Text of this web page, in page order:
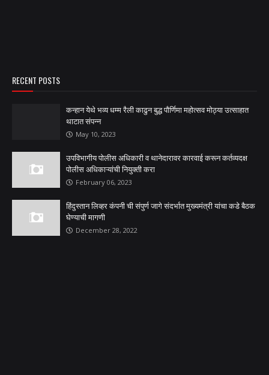
RECENT POSTS
कन्हान येथे भव्य धम्म रैली काढुन बुद्ध पौर्णिमा महोत्सव मोठ्या उत्साहात
थाटात संपन्न
May 10, 2023
उपविभागीय पोलीस अधिकारी व थानेदारावर कारवाई करून कर्तव्यदक्ष
पोलीस अधिकाऱ्यांची नियुक्ती करा
February 06, 2023
हिंदुस्तान लिव्हर कंपनी ची संपुर्ण जागे संदर्भात मुख्यमंत्री यांचा कडे बैठक
घेण्याची मागणी
December 28, 2022